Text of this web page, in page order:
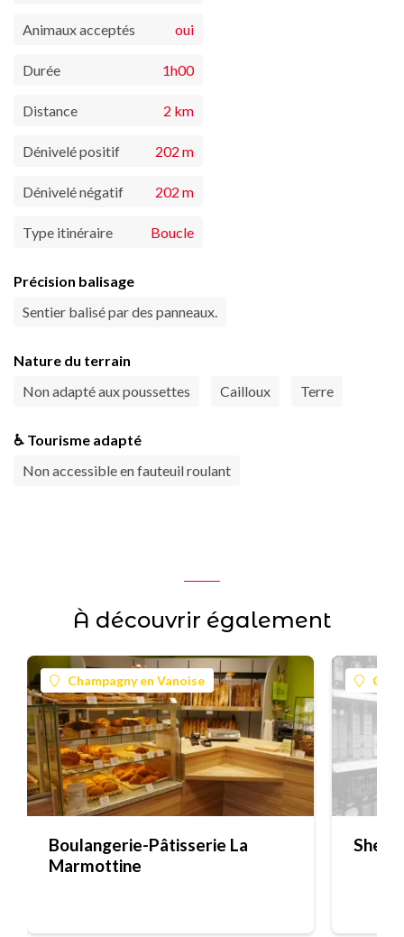
Animaux acceptés oui
Durée 1h00
Distance 2 km
Dénivelé positif 202 m
Dénivelé négatif 202 m
Type itinéraire Boucle
Précision balisage
Sentier balisé par des panneaux.
Nature du terrain
Non adapté aux poussettes
Cailloux Terre
♿ Tourisme adapté
Non accessible en fauteuil roulant
À découvrir également
Champagny en Vanoise
Boulangerie-Pâtisserie La
Marmottine